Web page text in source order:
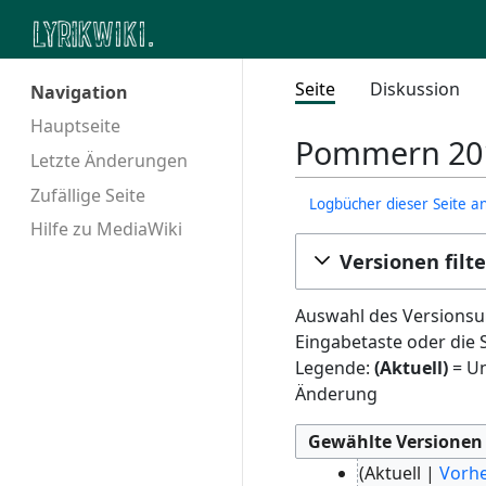
Navigation
Hauptseite
Letzte Änderungen
Zufällige Seite
Hilfe zu MediaWiki
Seite Diskussion
Pommern
Logbücher dieser Seite
Versionen
Auswahl des
Eingabetaste oder die
Legende: (Aktuell)=
Änderung
Aktuell